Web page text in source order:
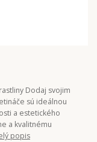
Dodaj svojim
sú ideálnou
a estetického
a kvalitnému
popis